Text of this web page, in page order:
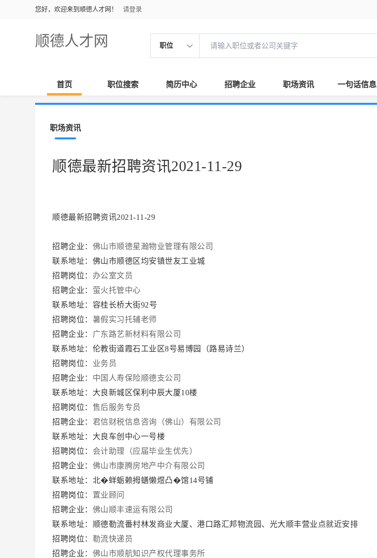
您好，欢迎来到顺德人才网！ 请登录
顺德人才网 职位
首页 职位搜索 简历中心 招聘企业 职场资讯 一句话信息
职场资讯
顺德最新招聘资讯2021-11-29
顺德最新招聘资讯2021-11-29
招聘企业： 佛山市顺德星瀚物业管理有限公司
联系地址：佛山市顺德区均安镇世友工业城
招聘岗位： 办公室文员
招聘企业： 萤火托管中心
联系地址：容桂长桥大街92号
招聘岗位： 暑假实习托辅老师
招聘企业： 广东路艺新材料有限公司
联系地址：伦教街道霞石工业区8号易博园（路易诗兰）
招聘岗位： 业务员
招聘企业： 中国人寿保险顺德支公司
联系地址：大良新城区保利中辰大厦10楼
招聘岗位： 售后服务专员
招聘企业： 君信财税信息咨询（佛山）有限公司
联系地址：大良车创中心一号楼
招聘岗位： 会计助理（应届毕业生优先）
招聘企业： 佛山市康腾房地产中介有限公司
联系地址：北�蛘蛎赖拇蟮懒煜凸�馆14号铺
招聘岗位： 置业顾问
招聘企业： 佛山顺丰速运有限公司
联系地址：顺德勒流番村林发商业大厦、港口路汇邦物流园、光大顺丰营业点就近安排
招聘岗位： 勒流快递员
招聘企业： 佛山市顺航知识产权代理事务所